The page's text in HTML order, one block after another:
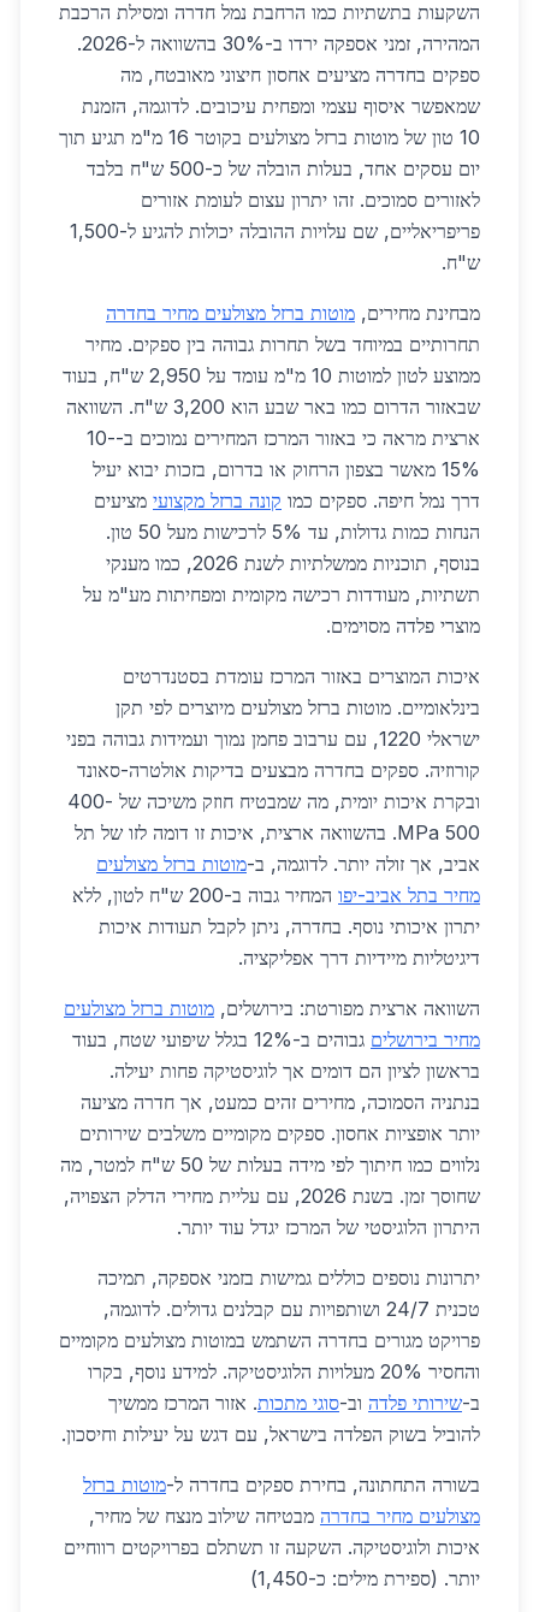
השקעות בתשתיות כמו הרחבת נמל חדרה ומסילת הרכבת
המהירה, זמני אספקה ירדו ב-30% בהשוואה ל-2026.
ספקים בחדרה מציעים אחסון חיצוני מאובטח, מה
שמאפשר איסוף עצמי ומפחית עיכובים. לדוגמה, הזמנת
10 טון של מוטות ברזל מצולעים בקוטר 16 מ"מ תגיע תוך
יום עסקים אחד, בעלות הובלה של כ-500 ש"ח בלבד
לאזורים סמוכים. זהו יתרון עצום לעומת אזורים
פריפריאליים, שם עלויות ההובלה יכולות להגיע ל-1,500
ש"ח.
מבחינת מחירים, מוטות ברזל מצולעים מחיר בחדרה
תחרותיים במיוחד בשל תחרות גבוהה בין ספקים. מחיר
ממוצע לטון למוטות 10 מ"מ עומד על 2,950 ש"ח, בעוד
שבאזור הדרום כמו באר שבע הוא 3,200 ש"ח. השוואה
ארצית מראה כי באזור המרכז המחירים נמוכים ב-10-
15% מאשר בצפון הרחוק או בדרום, בזכות יבוא יעיל
דרך נמל חיפה. ספקים כמו קונה ברזל מקצועי מציעים
הנחות כמות גדולות, עד 5% לרכישות מעל 50 טון.
בנוסף, תוכניות ממשלתיות לשנת 2026, כמו מענקי
תשתיות, מעודדות רכישה מקומית ומפחיתות מע"מ על
מוצרי פלדה מסוימים.
איכות המוצרים באזור המרכז עומדת בסטנדרטים
בינלאומיים. מוטות ברזל מצולעים מיוצרים לפי תקן
ישראלי 1220, עם ערבוב פחמן נמוך ועמידות גבוהה בפני
קורוזיה. ספקים בחדרה מבצעים בדיקות אולטרה-סאונד
ובקרת איכות יומית, מה שמבטיח חוזק משיכה של 400-
500 MPa. בהשוואה ארצית, איכות זו דומה לזו של תל
אביב, אך זולה יותר. לדוגמה, ב-מוטות ברזל מצולעים
מחיר בתל אביב-יפו
המחיר גבוה ב-200 ש"ח לטון, ללא
יתרון איכותי נוסף. בחדרה, ניתן לקבל תעודות איכות
דיגיטליות מיידיות דרך אפליקציה.
השוואה ארצית מפורטת: בירושלים, מוטות ברזל מצולעים
מחיר בירושלים
גבוהים ב-12% בגלל שיפועי שטח, בעוד
בראשון לציון הם דומים אך לוגיסטיקה פחות יעילה.
בנתניה הסמוכה, מחירים זהים כמעט, אך חדרה מציעה
יותר אופציות אחסון. ספקים מקומיים משלבים שירותים
נלווים כמו חיתוך לפי מידה בעלות של 50 ש"ח למטר, מה
שחוסך זמן. בשנת 2026, עם עליית מחירי הדלק הצפויה,
היתרון הלוגיסטי של המרכז יגדל עוד יותר.
יתרונות נוספים כוללים גמישות בזמני אספקה, תמיכה
טכנית 24/7 ושותפויות עם קבלנים גדולים. לדוגמה,
פרויקט מגורים בחדרה השתמש במוטות מצולעים מקומיים
והחסיר 20% מעלויות הלוגיסטיקה. למידע נוסף, בקרו
ב-שירותי פלדה וב-סוגי מתכות. אזור המרכז ממשיך
להוביל בשוק הפלדה בישראל, עם דגש על יעילות וחיסכון.
בשורה התחתונה, בחירת ספקים בחדרה ל-מוטות ברזל
מצולעים מחיר בחדרה מבטיחה שילוב מנצח של מחיר,
איכות ולוגיסטיקה. השקעה זו תשתלם בפרויקטים רווחיים
יותר. (ספירת מילים: כ-1,450)